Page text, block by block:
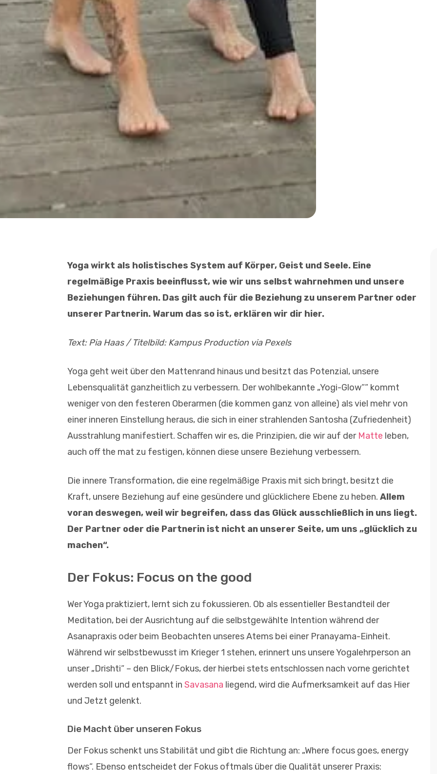
Yoga wirkt als holistisches System auf Körper, Geist und Seele. Eine
regelmäßige Praxis beeinflusst, wie wir uns selbst wahrnehmen und unsere
Beziehungen führen. Das gilt auch für die Beziehung zu unserem Partner oder
unserer Partnerin. Warum das so ist, erklären wir dir hier.
Text: Pia Haas / Titelbild: Kampus Production via Pexels
Yoga geht weit über den Mattenrand hinaus und besitzt das Potenzial, unsere
Lebensqualität ganzheitlich zu verbessern. Der wohlbekannte „Yogi-Glow““ kommt
weniger von den festeren Oberarmen (die kommen ganz von alleine) als viel mehr von
einer inneren Einstellung heraus, die sich in einer strahlenden Santosha (Zufriedenheit)
Ausstrahlung manifestiert. Schaffen wir es, die Prinzipien, die wir auf der Matte leben,
auch off the mat zu festigen, können diese unsere Beziehung verbessern.
Die innere Transformation, die eine regelmäßige Praxis mit sich bringt, besitzt die
Kraft, unsere Beziehung auf eine gesündere und glücklichere Ebene zu heben. Allem
voran deswegen, weil wir begreifen, dass das Glück ausschließlich in uns liegt.
Der Partner oder die Partnerin ist nicht an unserer Seite, um uns „glücklich zu
machen“.
Der Fokus: Focus on the good
Wer Yoga praktiziert, lernt sich zu fokussieren. Ob als essentieller Bestandteil der
Meditation, bei der Ausrichtung auf die selbstgewählte Intention während der
Asanapraxis oder beim Beobachten unseres Atems bei einer Pranayama-Einheit.
Während wir selbstbewusst im Krieger 1 stehen, erinnert uns unsere Yogalehrperson an
unser „Drishti“ – den Blick/Fokus, der hierbei stets entschlossen nach vorne gerichtet
werden soll und entspannt in Savasana liegend, wird die Aufmerksamkeit auf das Hier
und Jetzt gelenkt.
Die Macht über unseren Fokus
Der Fokus schenkt uns Stabilität und gibt die Richtung an: „Where focus goes, energy
flows“. Ebenso entscheidet der Fokus oftmals über die Qualität unserer Praxis: